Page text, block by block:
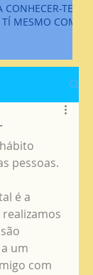
CONHECER-TE
MESMO COM
pessoas.
é a
um
com